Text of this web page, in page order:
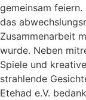
gemeinsam
das
Zusammenarbeit
wurde. Neben
Spiele und
strahlende
Etehad e.V.